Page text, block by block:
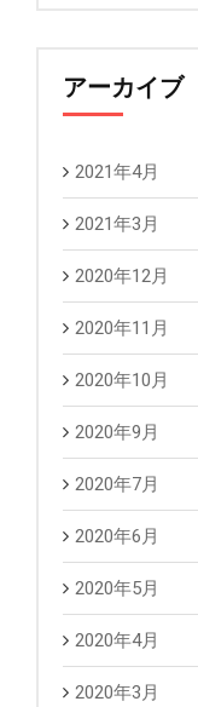
アーカイブ
2021年4月
2021年3月
2020年12月
2020年11月
2020年10月
2020年9月
2020年7月
2020年6月
2020年5月
2020年4月
2020年3月